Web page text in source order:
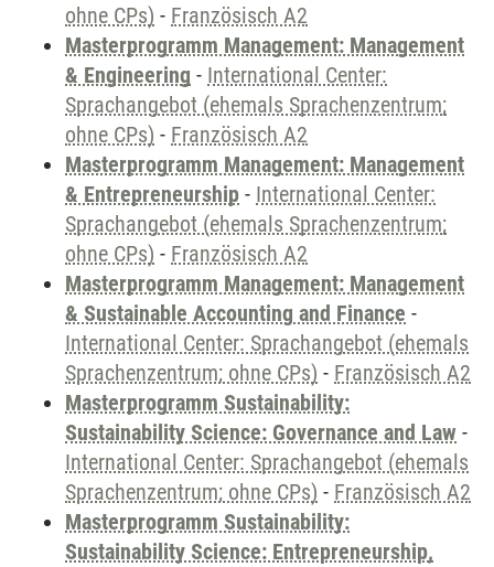
ohne CPs) - Französisch A2
Masterprogramm Management: Management
& Engineering - International Center:
Sprachangebot (ehemals Sprachenzentrum;
ohne CPs) - Französisch A2
Masterprogramm Management: Management
& Entrepreneurship - International Center:
Sprachangebot (ehemals Sprachenzentrum;
ohne CPs) - Französisch A2
Masterprogramm Management: Management
& Sustainable Accounting and Finance -
International Center: Sprachangebot (ehemals
Sprachenzentrum; ohne CPs) - Französisch A2
Masterprogramm Sustainability:
Sustainability Science: Governance and Law -
International Center: Sprachangebot (ehemals
Sprachenzentrum; ohne CPs) - Französisch A2
Masterprogramm Sustainability:
Sustainability Science: Entrepreneurship,